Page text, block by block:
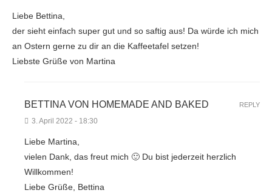
Liebe Bettina,
der sieht einfach super gut und so saftig aus! Da würde ich mich
an Ostern gerne zu dir an die Kaffeetafel setzen!
Liebste Grüße von Martina
BETTINA VON HOMEMADE AND BAKED
3. April 2022 - 18:30
Liebe Martina,
vielen Dank, das freut mich 🙂 Du bist jederzeit herzlich
Willkommen!
Liebe Grüße, Bettina
REPLY